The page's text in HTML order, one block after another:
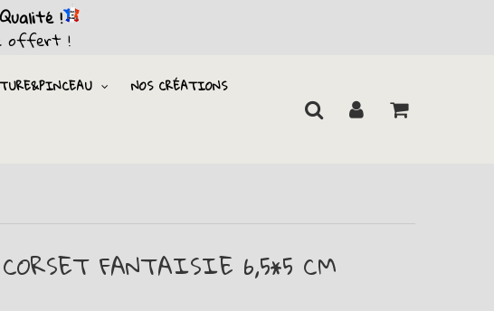
!
offert !
NOS CRÉATIONS
FANTAISIE 6,5*5 CM